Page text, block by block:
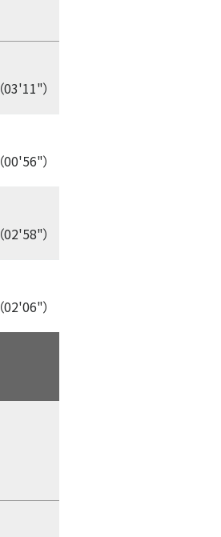
（03'11"）
（00'56"）
（02'58"）
（02'06"）